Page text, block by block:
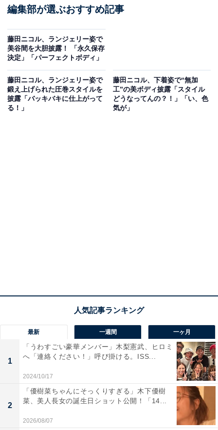
編集部が選ぶおすすめ記事
藤田ニコル、ランジェリー姿で
美谷間を大胆披露！ 「永久保存
決定」「パーフェクトボディ」
藤田ニコル、ランジェリー姿で
鍛え上げられた圧巻スタイルを
披露「バッキバキに仕上がって
る！」
藤田ニコル、下着姿で“無加
工”の美ボディ披露「スタイル
どうなってんの？！」「い、色
気が」
最新 一週間 一ヶ月
1
「うわすごい豪華メンバー」木梨憲武、ヒロミ
へ「連絡ください！」呼び掛ける。ISS...
2024/10/17
2
「優樹菜ちゃんにそっくりすぎる」木下優樹
菜、美人長女の誕生日ショット公開！「14...
2026/08/07